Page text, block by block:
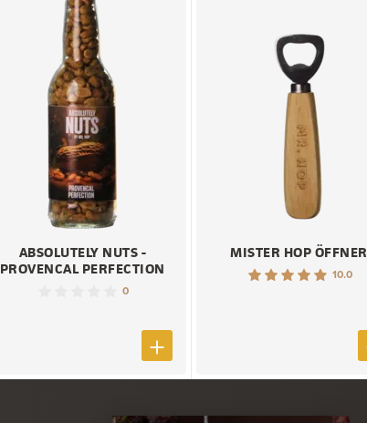
ABSOLUTELY NUTS -
PROVENCAL PERFECTION
0
MISTER HOP ÖFFNER
10.0